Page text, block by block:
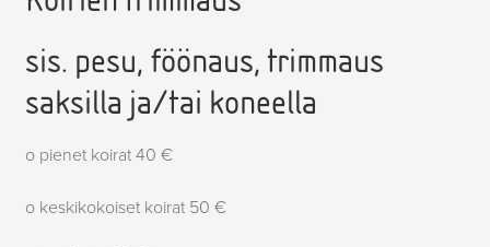
60,00 €
sis. pesu, föönaus, trimmaus
saksilla ja/tai koneella
o pienet koirat 40 €
o keskikokoiset koirat 50 €